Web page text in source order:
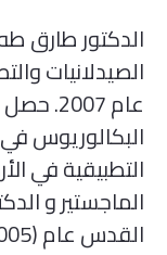
الدكتور طارق
الصيدلانيات
عام
البكالوريوس
الماجستير و
القدس عام (2005).